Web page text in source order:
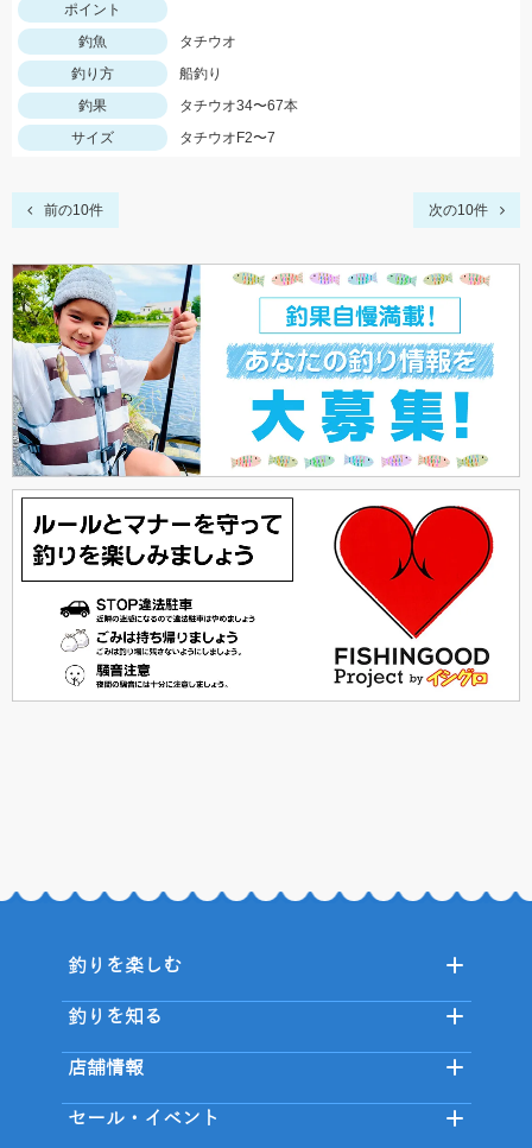
ポイント
釣魚
タチウオ
釣り方
船釣り
釣果
タチウオ34〜67本
サイズ
タチウオF2〜7
前の10件 次の10件
釣りを楽しむ
釣りを知る
店舗情報
セール・イベント